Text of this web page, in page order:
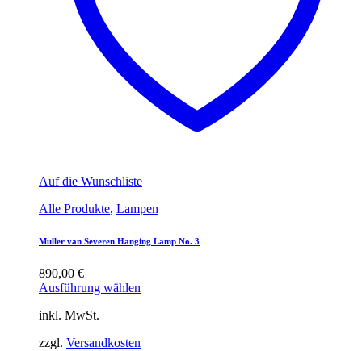
Auf die Wunschliste
Alle Produkte, Lampen
Muller van Severen Hanging Lamp No. 3
890,00 €
Ausführung wählen
inkl. MwSt.
zzgl. Versandkosten